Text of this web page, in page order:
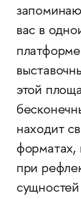
вас в
платформе
этой
находит
форматах,
при